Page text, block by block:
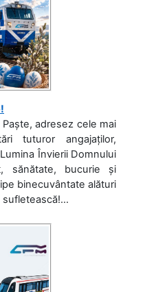
adresez cele mai
tuturor angajaților,
Învierii Domnului
sănătate, bucurie și
binecuvântate alături